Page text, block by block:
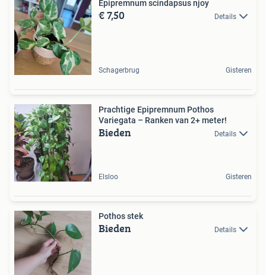
Epipremnum scindapsus njoy
€ 7,50 Details
Schagerbrug Gisteren
Prachtige Epipremnum Pothos
Variegata – Ranken van 2+ meter!
Bieden Details
Elsloo Gisteren
Pothos stek
Bieden Details